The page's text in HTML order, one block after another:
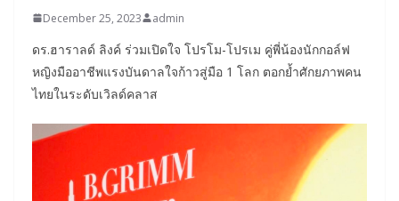
December 25, 2023 admin
ดร.ฮาราลด์ ลิงค์ ร่วมเปิดใจ โปรโม-โปรเม คู่พี่น้องนักกอล์ฟ
หญิงมืออาชีพแรงบันดาลใจก้าวสู่มือ 1 โลก ตอกย้ำศักยภาพคน
ไทยในระดับเวิลด์คลาส